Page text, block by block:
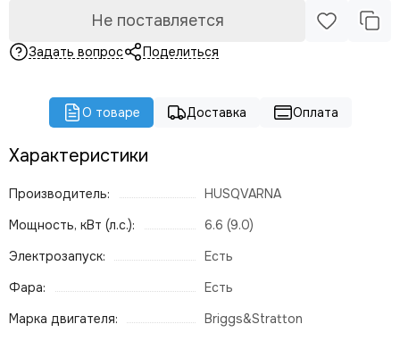
Не поставляется
Задать вопрос Поделиться
О товаре Доставка Оплата
Характеристики
Производитель:
HUSQVARNA
Мощность, кВт (л.с.):
6.6 (9.0)
Электрозапуск:
Есть
Фара:
Есть
Марка двигателя:
Briggs&Stratton